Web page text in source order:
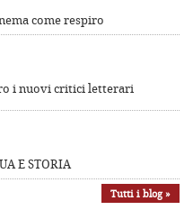
come respiro
i nuovi critici letterari
E STORIA
Tutti i blog »